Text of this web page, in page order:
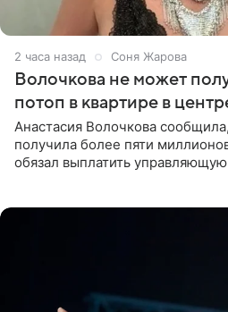
2 часа назад Соня Жарова
Волочкова не может
потоп в квартире в
Анастасия Волочкова
получила более пяти
обязал выплатить